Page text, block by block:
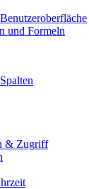
und Formeln
& Zugriff